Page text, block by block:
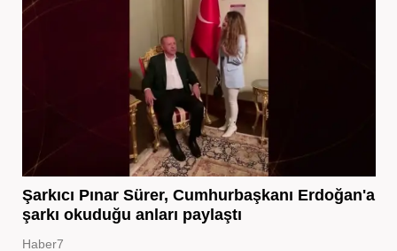
Şarkıcı Pınar Sürer, Cumhurbaşkanı Erdoğan'a
şarkı okuduğu anları paylaştı
Haber7